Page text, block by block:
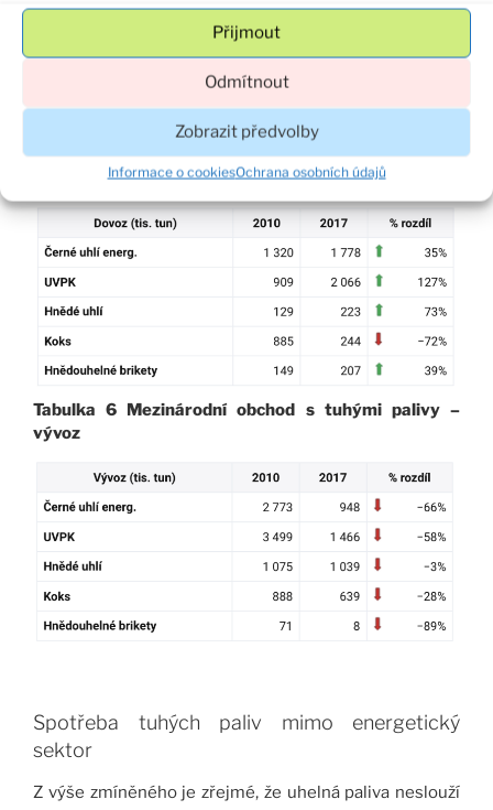
Přijmout
Odmítnout
Zobrazit předvolby
Informace o cookiesOchrana osobních údajů
Tabulka 5 Mezinárodní obchod s tuhými palivy –
dovoz
Tabulka 6 Mezinárodní obchod s tuhými palivy –
vývoz
Spotřeba tuhých paliv mimo energetický
sektor
Z výše zmíněného je zřejmé, že uhelná paliva neslouží